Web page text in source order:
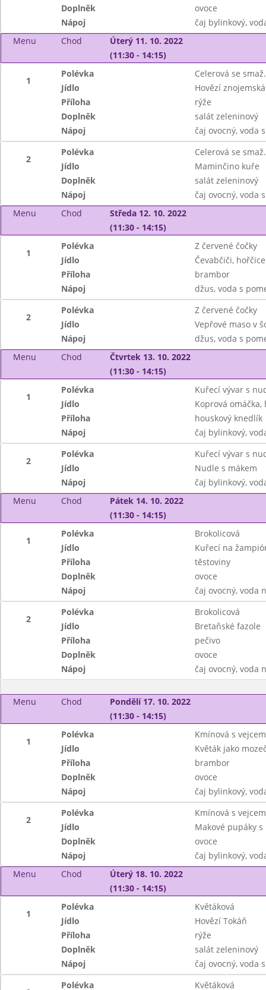
Doplněk
ovoce
Nápoj
čaj bylinkový,
Menu
Chod
Úterý 11. 10. 2022
(11:30 - 14:15)
1
Polévka
Celerová se
Jídlo
Hovězí
Příloha
rýže
Doplněk
salát zeleninový
Nápoj
čaj ovocný, voda
2
Polévka
Celerová se
Jídlo
Maminčino kuře
Doplněk
salát zeleninový
Nápoj
čaj ovocný, voda
Menu
Chod
Středa 12. 10. 2022
(11:30 - 14:15)
1
Polévka
Z červené čočky
Jídlo
Čevabčiči, hořčice
Příloha
brambor
Nápoj
džus, voda s
2
Polévka
Z červené čočky
Jídlo
Vepřové maso v
Nápoj
džus, voda s
Menu
Chod
Čtvrtek 13. 10. 2022
(11:30 - 14:15)
1
Polévka
Kuřecí vývar s
Jídlo
Koprová omáčka,
Příloha
houskový knedlík
Nápoj
čaj bylinkový,
2
Polévka
Kuřecí vývar s
Jídlo
Nudle s mákem
Nápoj
čaj bylinkový,
Menu
Chod
Pátek 14. 10. 2022
(11:30 - 14:15)
1
Polévka
Brokolicová
Jídlo
Kuřecí na
Příloha
těstoviny
Doplněk
ovoce
Nápoj
čaj ovocný, voda
2
Polévka
Brokolicová
Jídlo
Bretaňské fazole
Příloha
pečivo
Doplněk
ovoce
Nápoj
čaj ovocný, voda
Menu Chod
Pondělí 17. 10. 2022
(11:30 - 14:15)
1
Polévka
Kmínová s vejcem
Jídlo
Květák jako
Příloha
brambor
Doplněk
ovoce
Nápoj
čaj bylinkový,
2
Polévka
Kmínová s vejcem
Jídlo
Makové pupáky
Doplněk
ovoce
Nápoj
čaj bylinkový,
Menu
Chod
Úterý 18. 10. 2022
(11:30 - 14:15)
1
Polévka
Květáková
Jídlo
Hovězí Tokáň
Příloha
rýže
Doplněk
salát zeleninový
Nápoj
čaj ovocný, voda
Polévka Květáková